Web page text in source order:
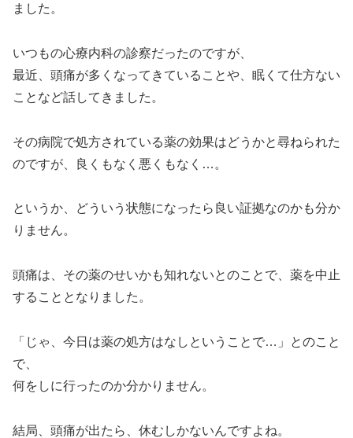
ました。
いつもの心療内科の診察だったのですが、
最近、頭痛が多くなってきていることや、眠くて仕方ない
ことなど話してきました。
その病院で処方されている薬の効果はどうかと尋ねられた
のですが、良くもなく悪くもなく…。
というか、どういう状態になったら良い証拠なのかも分か
りません。
頭痛は、その薬のせいかも知れないとのことで、薬を中止
することとなりました。
「じゃ、今日は薬の処方はなしということで…」とのこと
で、
何をしに行ったのか分かりません。
結局、頭痛が出たら、休むしかないんですよね。